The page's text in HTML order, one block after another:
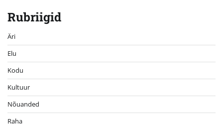
Rubriigid
Äri
Elu
Kodu
Kultuur
Nõuanded
Raha